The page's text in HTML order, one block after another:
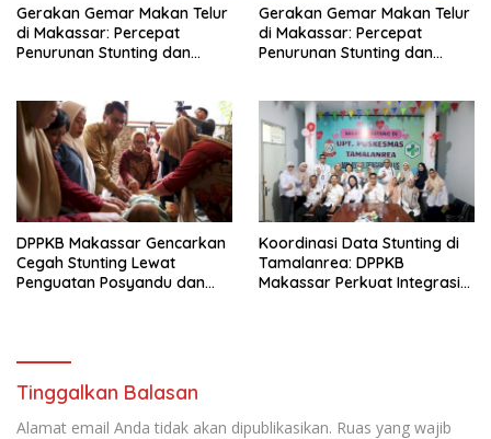
Gerakan Gemar Makan Telur
di Makassar: Percepat
Penurunan Stunting dan
Gerakan Gemar Makan Telur
di Makassar: Percepat
Penurunan Stunting dan
DPPKB Makassar Gencarkan
Cegah Stunting Lewat
Penguatan Posyandu dan
Koordinasi Data Stunting di
Tamalanrea: DPPKB
Makassar Perkuat Integrasi
Tinggalkan Balasan
Alamat email Anda tidak akan dipublikasikan. Ruas yang wajib